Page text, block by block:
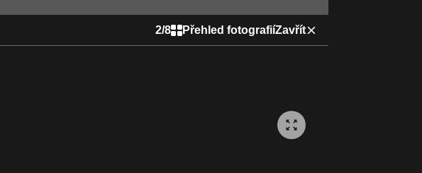
2/8 Přehled fotografiíZavřít